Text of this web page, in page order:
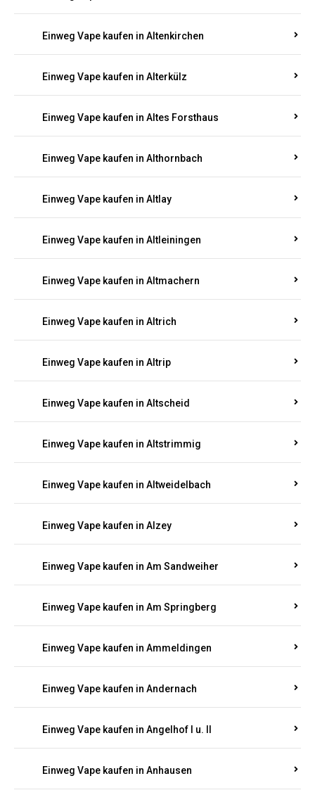
Einweg Vape kaufen in Altenkirchen
Einweg Vape kaufen in Alterkülz
Einweg Vape kaufen in Altes Forsthaus
Einweg Vape kaufen in Althornbach
Einweg Vape kaufen in Altlay
Einweg Vape kaufen in Altleiningen
Einweg Vape kaufen in Altmachern
Einweg Vape kaufen in Altrich
Einweg Vape kaufen in Altrip
Einweg Vape kaufen in Altscheid
Einweg Vape kaufen in Altstrimmig
Einweg Vape kaufen in Altweidelbach
Einweg Vape kaufen in Alzey
Einweg Vape kaufen in Am Sandweiher
Einweg Vape kaufen in Am Springberg
Einweg Vape kaufen in Ammeldingen
Einweg Vape kaufen in Andernach
Einweg Vape kaufen in Angelhof I u. II
Einweg Vape kaufen in Anhausen